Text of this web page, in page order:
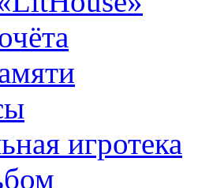
игротека